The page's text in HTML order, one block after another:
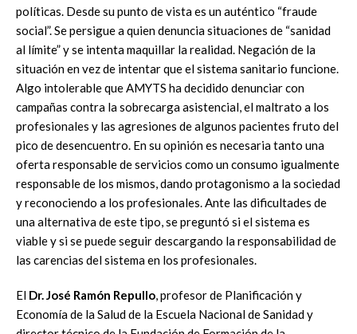
políticas. Desde su punto de vista es un auténtico “fraude
social”. Se persigue a quien denuncia situaciones de “sanidad
al límite” y se intenta maquillar la realidad. Negación de la
situación en vez de intentar que el sistema sanitario funcione.
Algo intolerable que AMYTS ha decidido denunciar con
campañas contra la sobrecarga asistencial, el maltrato a los
profesionales y las agresiones de algunos pacientes fruto del
pico de desencuentro. En su opinión es necesaria tanto una
oferta responsable de servicios como un consumo igualmente
responsable de los mismos, dando protagonismo a la sociedad
y reconociendo a los profesionales. Ante las dificultades de
una alternativa de este tipo, se preguntó si el sistema es
viable y si se puede seguir descargando la responsabilidad de
las carencias del sistema en los profesionales.
El Dr. José Ramón Repullo, profesor de Planificación y
Economía de la Salud de la Escuela Nacional de Sanidad y